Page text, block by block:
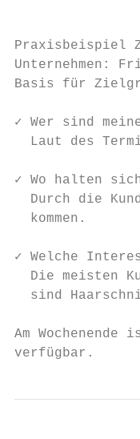
Praxisbeispiel
Unternehmen:
Basis für
✓ Wer sind
Laut des
✓ Wo halten
Durch die
  kommen.
✓ Welche
Die meisten
sind
Am
verfügbar.